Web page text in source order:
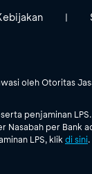
|
oleh Otoritas
penjaminan
Nasabah per Bank
LPS, klik di sini.